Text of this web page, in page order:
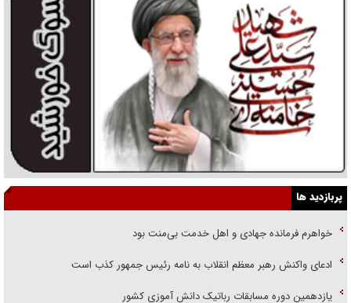
پربازدید ها
خواهرم فرمانده جهادی و اهل خدمت بی‌منت بود
ادعای واکنش رهبر معظم انقلاب به نامه رئیس جمهور کذب است
یازدهمین دوره مسابقات رباتیک دانش آموزی کشور